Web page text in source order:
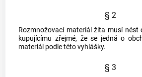
§ 2
Rozmnožovací materiál žita musí nést
kupujícímu zřejmé, že se jedná o
materiál podle této vyhlášky.
§ 3